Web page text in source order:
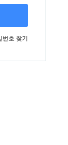
호 찾기